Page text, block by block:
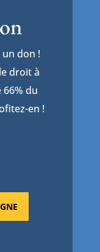
don !
droit à
du
en !